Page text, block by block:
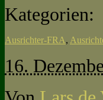
Kategorien:
Ausrichter-FRA,
16.